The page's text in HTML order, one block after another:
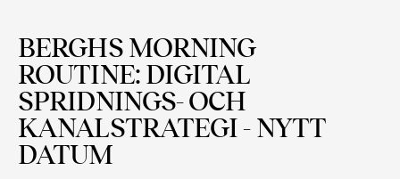
BERGHS MORNING
ROUTINE: DIGITAL
SPRIDNINGS- OCH
KANALSTRATEGI - NYTT
DATUM